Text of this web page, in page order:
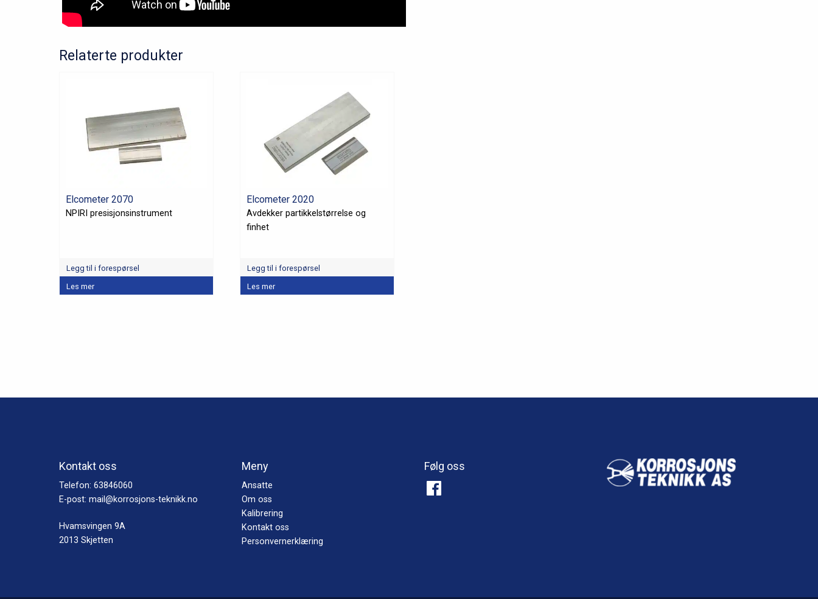
Relaterte produkter
Elcometer 2070
NPIRI presisjonsinstrument
Legg til i forespørsel
Les mer
Elcometer 2020
Avdekker partikkelstørrelse og
finhet
Legg til i forespørsel
Dette
produktet
Les mer
Kontakt oss
Telefon: 63846060
E-post: mail@korrosjons-teknikk.no
Hvamsvingen 9A
2013 Skjetten
Meny
Ansatte
Om oss
Kalibrering
Kontakt oss
Personvernerklæring
Følg oss